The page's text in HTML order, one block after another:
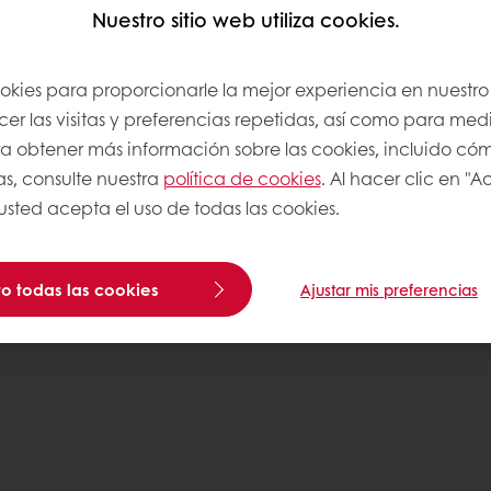
Nuestro sitio web utiliza cookies.
para proporcionarle la mejor experiencia en
las visitas y preferencias repetidas, así como para
obtener más información sobre las cookies, incluido
consulte nuestra política de cookies. Al hacer clic en
acepta el uso de todas las cookies.
todas las cookies Ajustar mis preferencias
Politicas